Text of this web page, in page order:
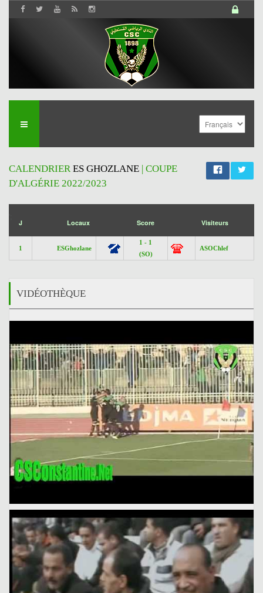
CALENDRIERES GHOZLANE | COUPE
D'ALGÉRIE 2022/2023
J Locaux Score Visiteurs
1 ESGhozlane
1 - 1
(SO)
ASOChlef
VIDÉOTHÈQUE